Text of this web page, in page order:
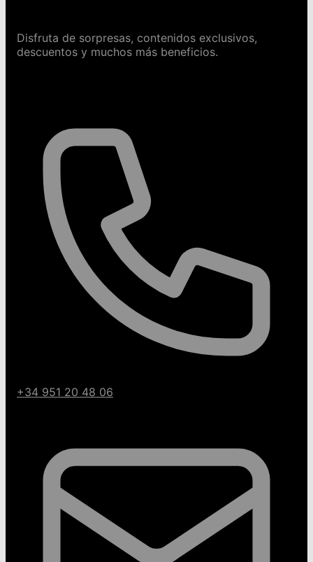
Disfruta de sorpresas, contenidos exclusivos,
descuentos y muchos más beneficios.
+34 951 20 48 06